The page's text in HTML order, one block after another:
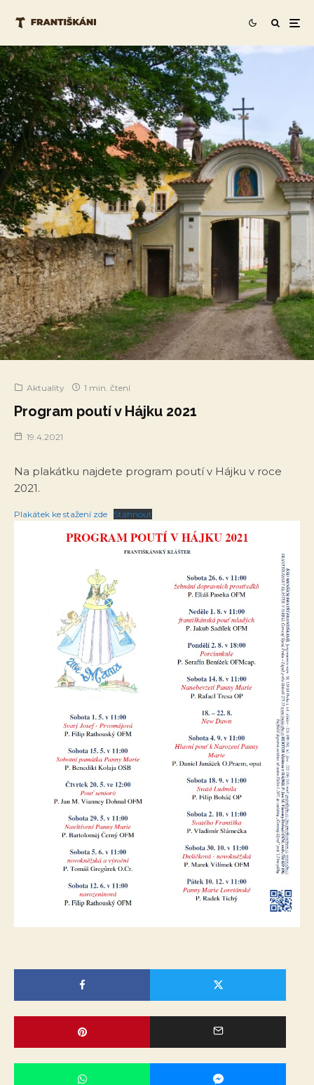
Aktuality 1 min. čtení
Program poutí v Hájku 2021
19.4.2021
Na plakátku najdete program poutí v Hájku v roce
2021.
Plakátek ke stažení zde Stáhnout